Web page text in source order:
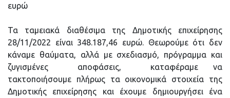
ευρώ
Τα ταμειακά διαθέσιμα της Δημοτικής επιχείρησης
28/11/2022 είναι 348.187,46 ευρώ. Θεωρούμε ότι δεν
κάναμε θαύματα, αλλά με σχεδιασμό, πρόγραμμα και
ζυγισμένες αποφάσεις, καταφέραμε να
τακτοποιήσουμε πλήρως τα οικονομικά στοιχεία της
Δημοτικής επιχείρησης και έχουμε δημιουργήσει ένα